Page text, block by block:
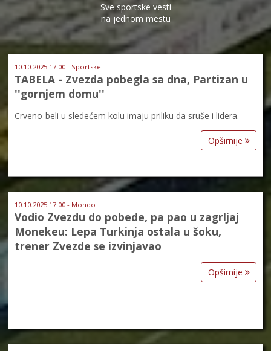
Sve sportske vesti
na jednom mestu
10.10.2025 17:00 - Sportske
TABELA - Zvezda pobegla sa dna, Partizan u
''gornjem domu''
Crveno-beli u sledećem kolu imaju priliku da sruše i lidera.
Opširnije
10.10.2025 17:00 - Mondo
Vodio Zvezdu do pobede, pa pao u zagrljaj
Monekeu: Lepa Turkinja ostala u šoku,
trener Zvezde se izvinjavao
Opširnije